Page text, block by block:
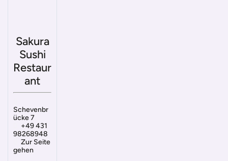
Sakura
Sushi
Restaur
ant
Schevenbr
ücke 7
+49 431
98268948
Zur Seite
gehen